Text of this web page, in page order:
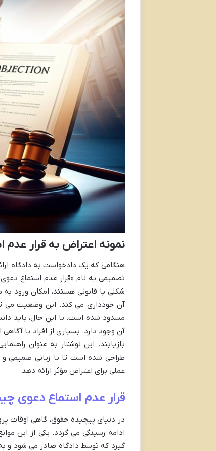
نمونه اعتراض به قرار عدم
هنگامی که یک دادخواست به دادگاه
تصمیمی به نام «قرار عدم استماع
شکلی یا قانونی هستند، امکان ورود به
آن خودداری می کند. این وضعیت می
مسدود شده است. با این حال، باید
آن وجود دارد. بسیاری از افراد با
بازیابند. این نوشتار به عنوان
طراحی شده است تا با زبانی صمیمی و
عملی برای اعتراض مؤثر ارائه دهد.
قرار عدم استماع دعوی
در دنیای پیچیده حقوق، گاهی اوقات
ادامه رسیدگی می گردد. یکی از این
گیرد که توسط دادگاه صادر می شود و